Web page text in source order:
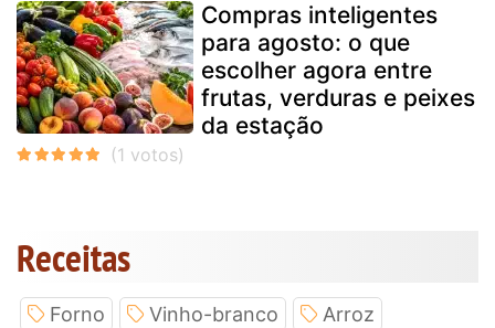
Compras inteligentes
para agosto: o que
escolher agora entre
frutas, verduras e peixes
da estação
Receitas
Forno Vinho-branco
Arroz